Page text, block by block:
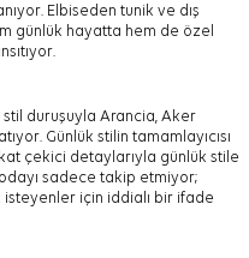
Elbiseden tunik ve dış
günlük hayatta hem de özel
duruşuyla Arancia, Aker
Günlük stilin tamamlayıcısı
çekici detaylarıyla günlük stile
sadece takip etmiyor;
için iddialı bir ifade